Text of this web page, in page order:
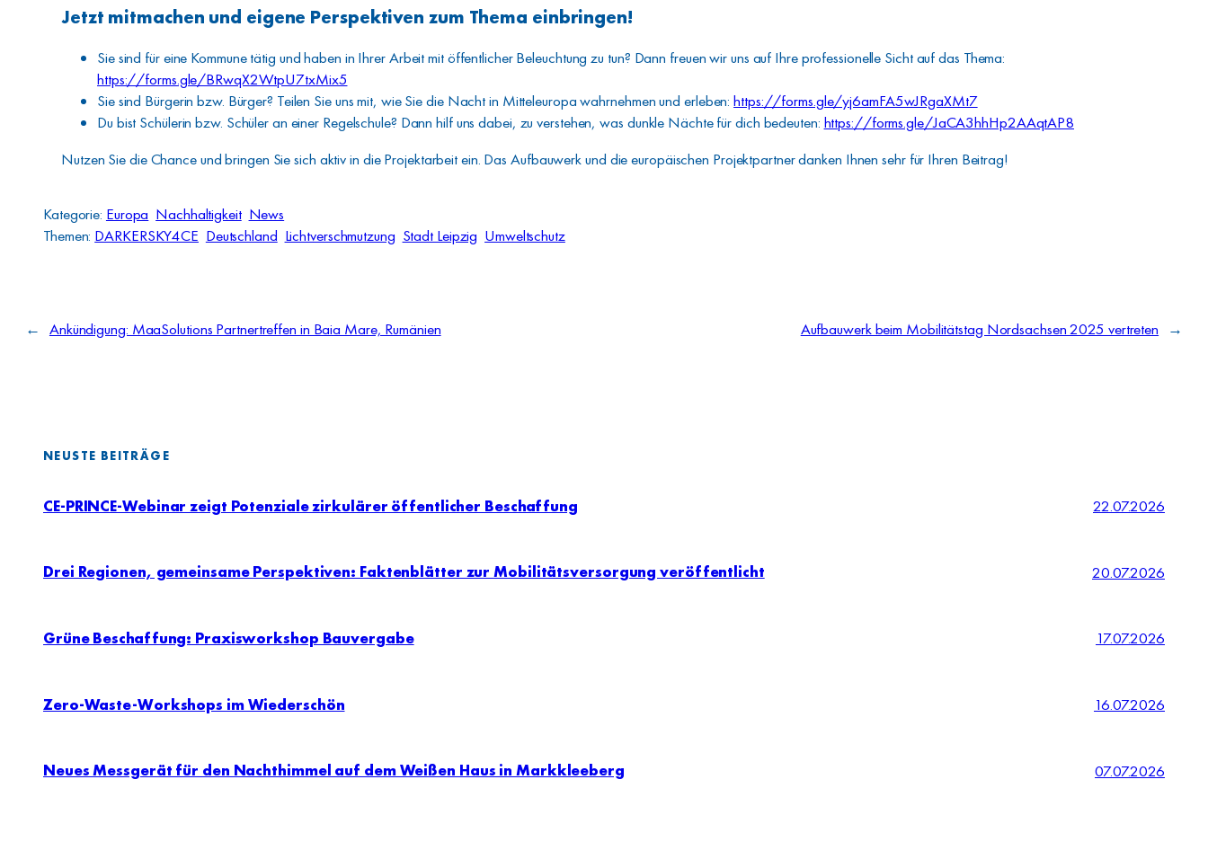
Jetzt mitmachen und eigene Perspektiven zum Thema einbringen!
Sie sind für eine Kommune tätig und haben in Ihrer Arbeit mit öffentlicher Beleuchtung zu tun? Dann freuen wir uns auf Ihre professionelle Sicht auf das Thema:
https://forms.gle/BRwqX2WtpU7txMix5
Sie sind Bürgerin bzw. Bürger? Teilen Sie uns mit, wie Sie die Nacht in Mitteleuropa wahrnehmen und erleben:https://forms.gle/yj6amFA5wJRgaXMt7
Du bist Schülerin bzw. Schüler an einer Regelschule? Dann hilf uns dabei, zu verstehen, was dunkle Nächte für dich bedeuten: https://forms.gle/JaCA3hhHp2AAqtAP8
Nutzen Sie die Chance und bringen Sie sich aktiv in die Projektarbeit ein. Das Aufbauwerk und die europäischen Projektpartner danken Ihnen sehr für Ihren Beitrag!
Kategorie: Europa Nachhaltigkeit News
Themen: DARKERSKY4CE Deutschland Lichtverschmutzung Stadt Leipzig Umweltschutz
← Ankündigung: MaaSolutions Partnertreffen in Baia Mare, Rumänien Aufbauwerk beim Mobilitätstag Nordsachsen 2025 vertreten →
NEUSTE BEITRÄGE
CE-PRINCE-Webinar zeigt Potenziale zirkulärer öffentlicher Beschaffung 22.07.2026
Drei Regionen, gemeinsame Perspektiven: Faktenblätter zur Mobilitätsversorgung veröffentlicht 20.07.2026
Grüne Beschaffung: Praxisworkshop Bauvergabe 17.07.2026
Zero-Waste-Workshops im Wiederschön 16.07.2026
Neues Messgerät für den Nachthimmel auf dem Weißen Haus in Markkleeberg 07.07.2026